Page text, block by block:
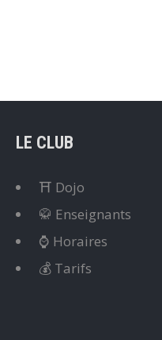
LE CLUB
⛩️ Dojo
🥋 Enseignants
⌚ Horaires
💰 Tarifs